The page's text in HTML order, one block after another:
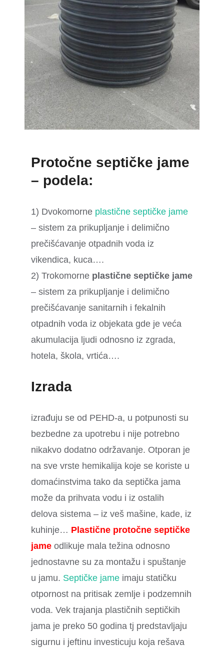
Protočne septičke jame
– podela:
1) Dvokomorne plastične septičke jame
– sistem za prikupljanje i delimično
prečišćavanje otpadnih voda iz
vikendica, kuca….
2) Trokomorne plastične septičke jame
– sistem za prikupljanje i delimično
prečišćavanje sanitarnih i fekalnih
otpadnih voda iz objekata gde je veća
akumulacija ljudi odnosno iz zgrada,
hotela, škola, vrtića….
Izrada
izrađuju se od PEHD-a, u potpunosti su
bezbedne za upotrebu i nije potrebno
nikakvo dodatno održavanje. Otporan je
na sve vrste hemikalija koje se koriste u
domaćinstvima tako da septička jama
može da prihvata vodu i iz ostalih
delova sistema – iz veš mašine, kade, iz
kuhinje… Plastične protočne septičke
jame odlikuje mala težina odnosno
jednostavne su za montažu i spuštanje
u jamu. Septičke jame imaju statičku
otpornost na pritisak zemlje i podzemnih
voda. Vek trajanja plastičnih septičkih
jama je preko 50 godina tj predstavljaju
sigurnu i jeftinu investicuju koja rešava